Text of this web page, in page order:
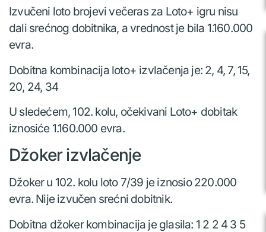
Izvučeni loto brojevi večeras za Loto+ igru nisu
dali srećnog dobitnika, a vrednost je bila 1.160.000
evra.
Dobitna kombinacija loto+ izvlačenja je: 2, 4, 7, 15,
20, 24, 34
U sledećem, 102. kolu, očekivani Loto+ dobitak
iznosiće 1.160.000 evra.
Džoker izvlačenje
Džoker u 102. kolu loto 7/39 je iznosio 220.000
evra. Nije izvučen srećni dobitnik.
Dobitna džoker kombinacija je glasila: 1 2 2 4 3 5